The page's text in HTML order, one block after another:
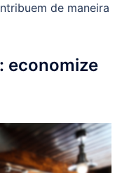
de maneira
economize